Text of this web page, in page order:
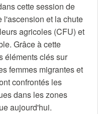
cette session de
l'ascension et la chute
agricoles (CFU) et
Grâce à cette
éléments clés sur
femmes migrantes et
confrontés les
dans les zones
aujourd'hui.